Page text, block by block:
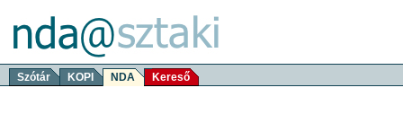
Szótár KOPI NDA Kereső